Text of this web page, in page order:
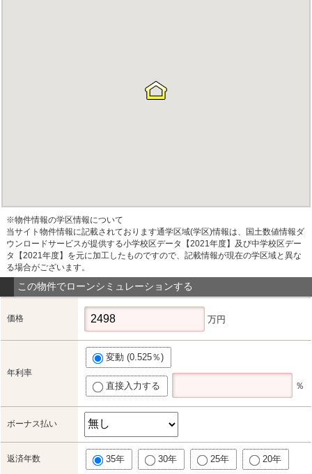
※物件情報の学区情報について
当サイト物件情報に記載されております通学区域(学区)情報は、国土数値情報ダ
ウンロードサービスが提供する小学校区データ【2021年度】及び中学校区デー
タ【2021年度】を元に加工したものですので、記載情報が現在の学区域と異な
る場合がございます。
この物件でローンシミュレーションする
価格 万円
年利率
変動 (0.525％)
直接入力する ％
ボーナス払い
返済年数 35年 30年 25年 20年